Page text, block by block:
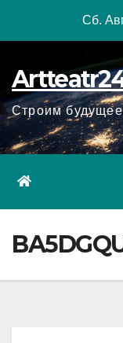
Сб.
Строим будущее